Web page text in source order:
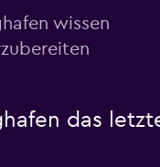
wissen
das